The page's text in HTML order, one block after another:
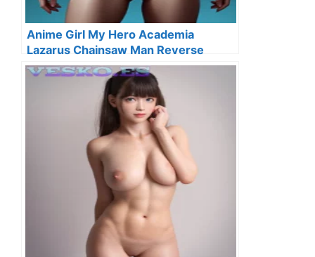
Anime Girl My Hero Academia
Lazarus Chainsaw Man Reverse
Harem